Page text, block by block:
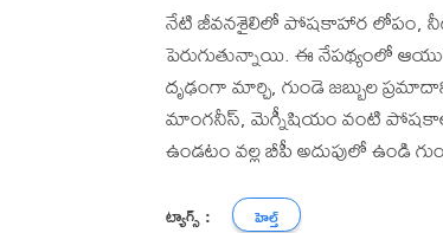
నేటి జీవనశైలిలో పోషకాహార లోపం, నీటి
పెరుగుతున్నాయి. ఈ నేపథ్యంలో
దృఢంగా మార్చి, గుండె జబ్బుల
మాంగనీస్, మెగ్నీషియం వంటి
ఉండటం వల్ల బీపీ అదుపులో ఉండి
ట్యాగ్స్ : హెల్త్